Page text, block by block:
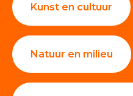
Kunst en cultuur
Natuur en milieu